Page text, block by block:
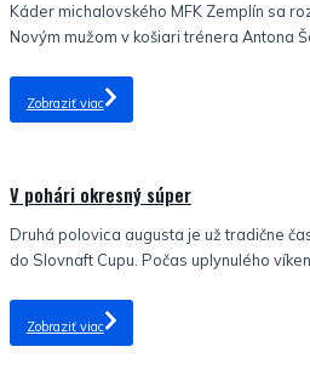
Káder michalovského MFK Zemplín sa
Novým mužom v košiari trénera Antona
Zobraziť viac
V pohári okresný súper
Druhá polovica augusta je už tradične
do Slovnaft Cupu. Počas uplynulého
Zobraziť viac